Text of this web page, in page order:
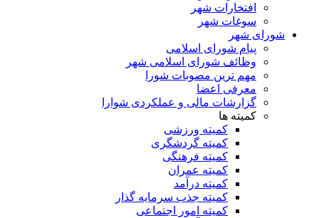
افتخارات شهر
سوغات شهر
شورای شهر
پیام شورای اسلامی
وظائف شورای اسلامی شهر
مهم ترین مصوبات شورا
معرفی اعضا
گزارشات مالی و عملکردی شوارا
کمیته ها
کمیته ورزشی
کمیته گردشگری
کمیته فرهنگی
کمیته عمران
کمیته درآمد
کمیته جذب سرمایه گذار
کمیته امور اجتماعی